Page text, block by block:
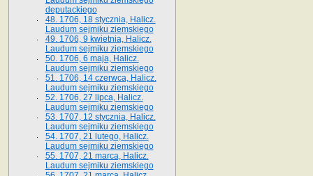
deputackiego
48. 1706, 18 stycznia, Halicz.
Laudum sejmiku ziemskiego
49. 1706, 9 kwietnia, Halicz.
Laudum sejmiku ziemskiego
50. 1706, 6 maja, Halicz.
Laudum sejmiku ziemskiego
51. 1706, 14 czerwca, Halicz.
Laudum sejmiku ziemskiego
52. 1706, 27 lipca, Halicz.
Laudum sejmiku ziemskiego
53. 1707, 12 stycznia, Halicz.
Laudum sejmiku ziemskiego
54. 1707, 21 lutego, Halicz.
Laudum sejmiku ziemskiego
55. 1707, 21 marca, Halicz.
Laudum sejmiku ziemskiego